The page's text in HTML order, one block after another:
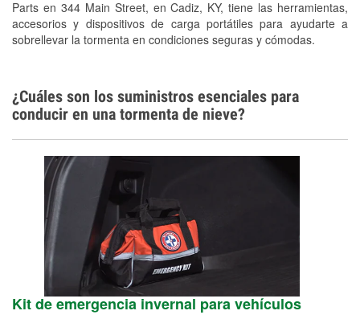
Parts en 344 Main Street, en Cadiz, KY, tiene las herramientas,
accesorios y dispositivos de carga portátiles para ayudarte a
sobrellevar la tormenta en condiciones seguras y cómodas.
¿Cuáles son los suministros esenciales para
conducir en una tormenta de nieve?
Kit de emergencia invernal para vehículos